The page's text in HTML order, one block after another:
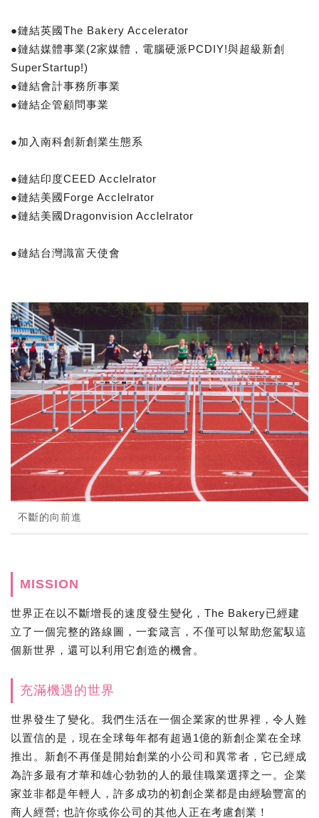
●鏈結英國The Bakery Accelerator
●鏈結媒體事業(2家媒體，電腦硬派PCDIY!與超級新創
SuperStartup!)
●鏈結會計事務所事業
●鏈結企管顧問事業
●加入南科創新創業生態系
●鏈結印度CEED Acclelrator
●鏈結美國Forge Acclelrator
●鏈結美國Dragonvision Acclelrator
●鏈結台灣識富天使會
不斷的向前進
MISSION
世界正在以不斷增長的速度發生變化，The Bakery已經建
立了一個完整的路線圖，一套箴言，不僅可以幫助您駕馭這
個新世界，還可以利用它創造的機會。
充滿機遇的世界
世界發生了變化。我們生活在一個企業家的世界裡，令人難
以置信的是，現在全球每年都有超過1億的新創企業在全球
推出。新創不再僅是開始創業的小公司和異常者，它已經成
為許多最有才華和雄心勃勃的人的最佳職業選擇之一。企業
家並非都是年輕人，許多成功的初創企業都是由經驗豐富的
商人經營; 也許你或你公司的其他人正在考慮創業！